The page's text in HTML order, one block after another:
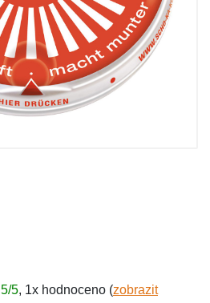
5/5, 1x hodnoceno (zobrazit